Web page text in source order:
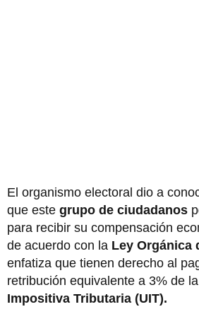
El organismo electoral dio a
que este grupo de ciudadanos
para recibir su compensación
de acuerdo con la Ley Orgánica
enfatiza que tienen derecho al
retribución equivalente a 3% de la
Impositiva Tributaria (UIT).